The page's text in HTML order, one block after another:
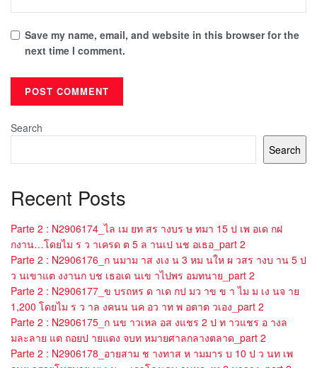
Save my name, email, and website in this browser for the
next time I comment.
Search
Search
Recent Posts
Parte 2 : N2906174_ไล เม ยท สร างบร ษ ทมา 15 ป เพ อเด กฝ
กงาน…โดยไม ร ว าเครด ต 5 ล านเป นช อเธอ_part 2
Parte 2 : N2906176_ก นมาม าส งเง น 3 หม นให ผ วสร างบ าน 5 ป
ว นเขาแต งงานก บช เธอเด นเข าไปพร อมทนาย_part 2
Parte 2 : N2906177_ข บรถหร ด าเด กป มว าข ข า ไม ม เง นจ าย
1,200 โดยไม ร ว าล งคนน นค อว าท พ อตาต วเอง_part 2
Parte 2 : N2906175_ก นข าวเหล อส งแชร 2 ป ท าวแชร อ างล
มละลาย แต ถอยป ายแดง จบท หมายศาลกลางตลาด_part 2
Parte 2 : N2906178_อายสาม ช างทาส ห ามมาร บ 10 ป ว นท เพ